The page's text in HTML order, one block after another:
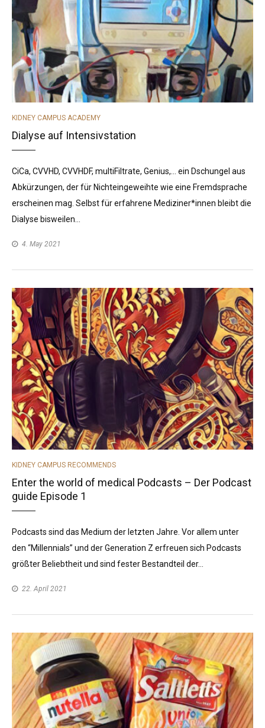
CATEGORIES
KIDNEY CAMPUS ACADEMY
Dialyse auf Intensivstation
CiCa, CVVHD, CVVHDF, multiFiltrate, Genius,… ein Dschungel aus
Abkürzungen, der für Nichteingeweihte wie eine Fremdsprache
erscheinen mag. Selbst für erfahrene Mediziner*innen bleibt die
Dialyse bisweilen…
4. May 2021
CATEGORIES
KIDNEY CAMPUS RECOMMENDS
Enter the world of medical Podcasts – Der Podcast
guide Episode 1
Podcasts sind das Medium der letzten Jahre. Vor allem unter
den “Millennials” und der Generation Z erfreuen sich Podcasts
größter Beliebtheit und sind fester Bestandteil der…
22. April 2021